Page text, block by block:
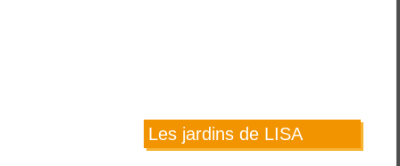
Les jardins de LISA